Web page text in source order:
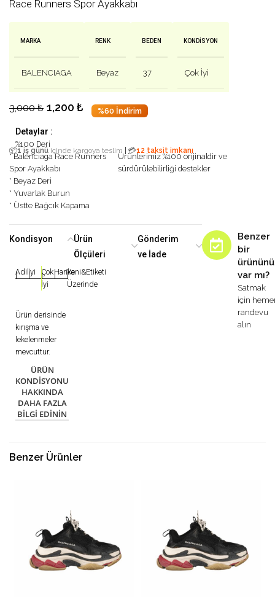
Race Runners Spor Ayakkabı
MARKA
BALENCIAGA
RENK
Beyaz
BEDEN
37
KONDISYON
Çok İyi
3,000₺ 1,200 ₺ %60 İndirim
Detaylar :
%100 Deri
📦1 iş günü içinde kargoya teslim 💳12 taksit imkanı
* Balenciaga Race Runners
Spor Ayakkabı
* Beyaz Deri
* Yuvarlak Burun
* Üstte Bağcık Kapama
Ürünlerimiz %100 orijinaldir ve
sürdürülebilirliği destekler
Kondisyon
|Adil|İyi |Çok
İyi
|Harika
|Yeni&Etiketi
Üzerinde
Ürün derisinde
kırışma ve
lekelenmeler
mevcuttur.
ÜRÜN
KONDISYONU
HAKKINDA
DAHA FAZLA
BILGI EDININ
Ürün
Ölçüleri
Gönderim
ve İade
Benzer
bir
var mı?
Satmak
için
randevu
alın
Benzer Ürünler